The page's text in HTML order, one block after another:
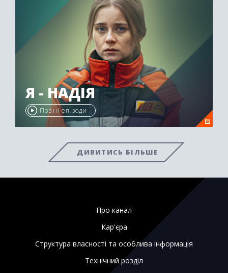
Я - НАДІЯ
Повні епізоди
ДИВИТИСЬ БІЛЬШЕ
Про канал
Кар'єра
Структура власності та особлива інформація
Технічний розділ